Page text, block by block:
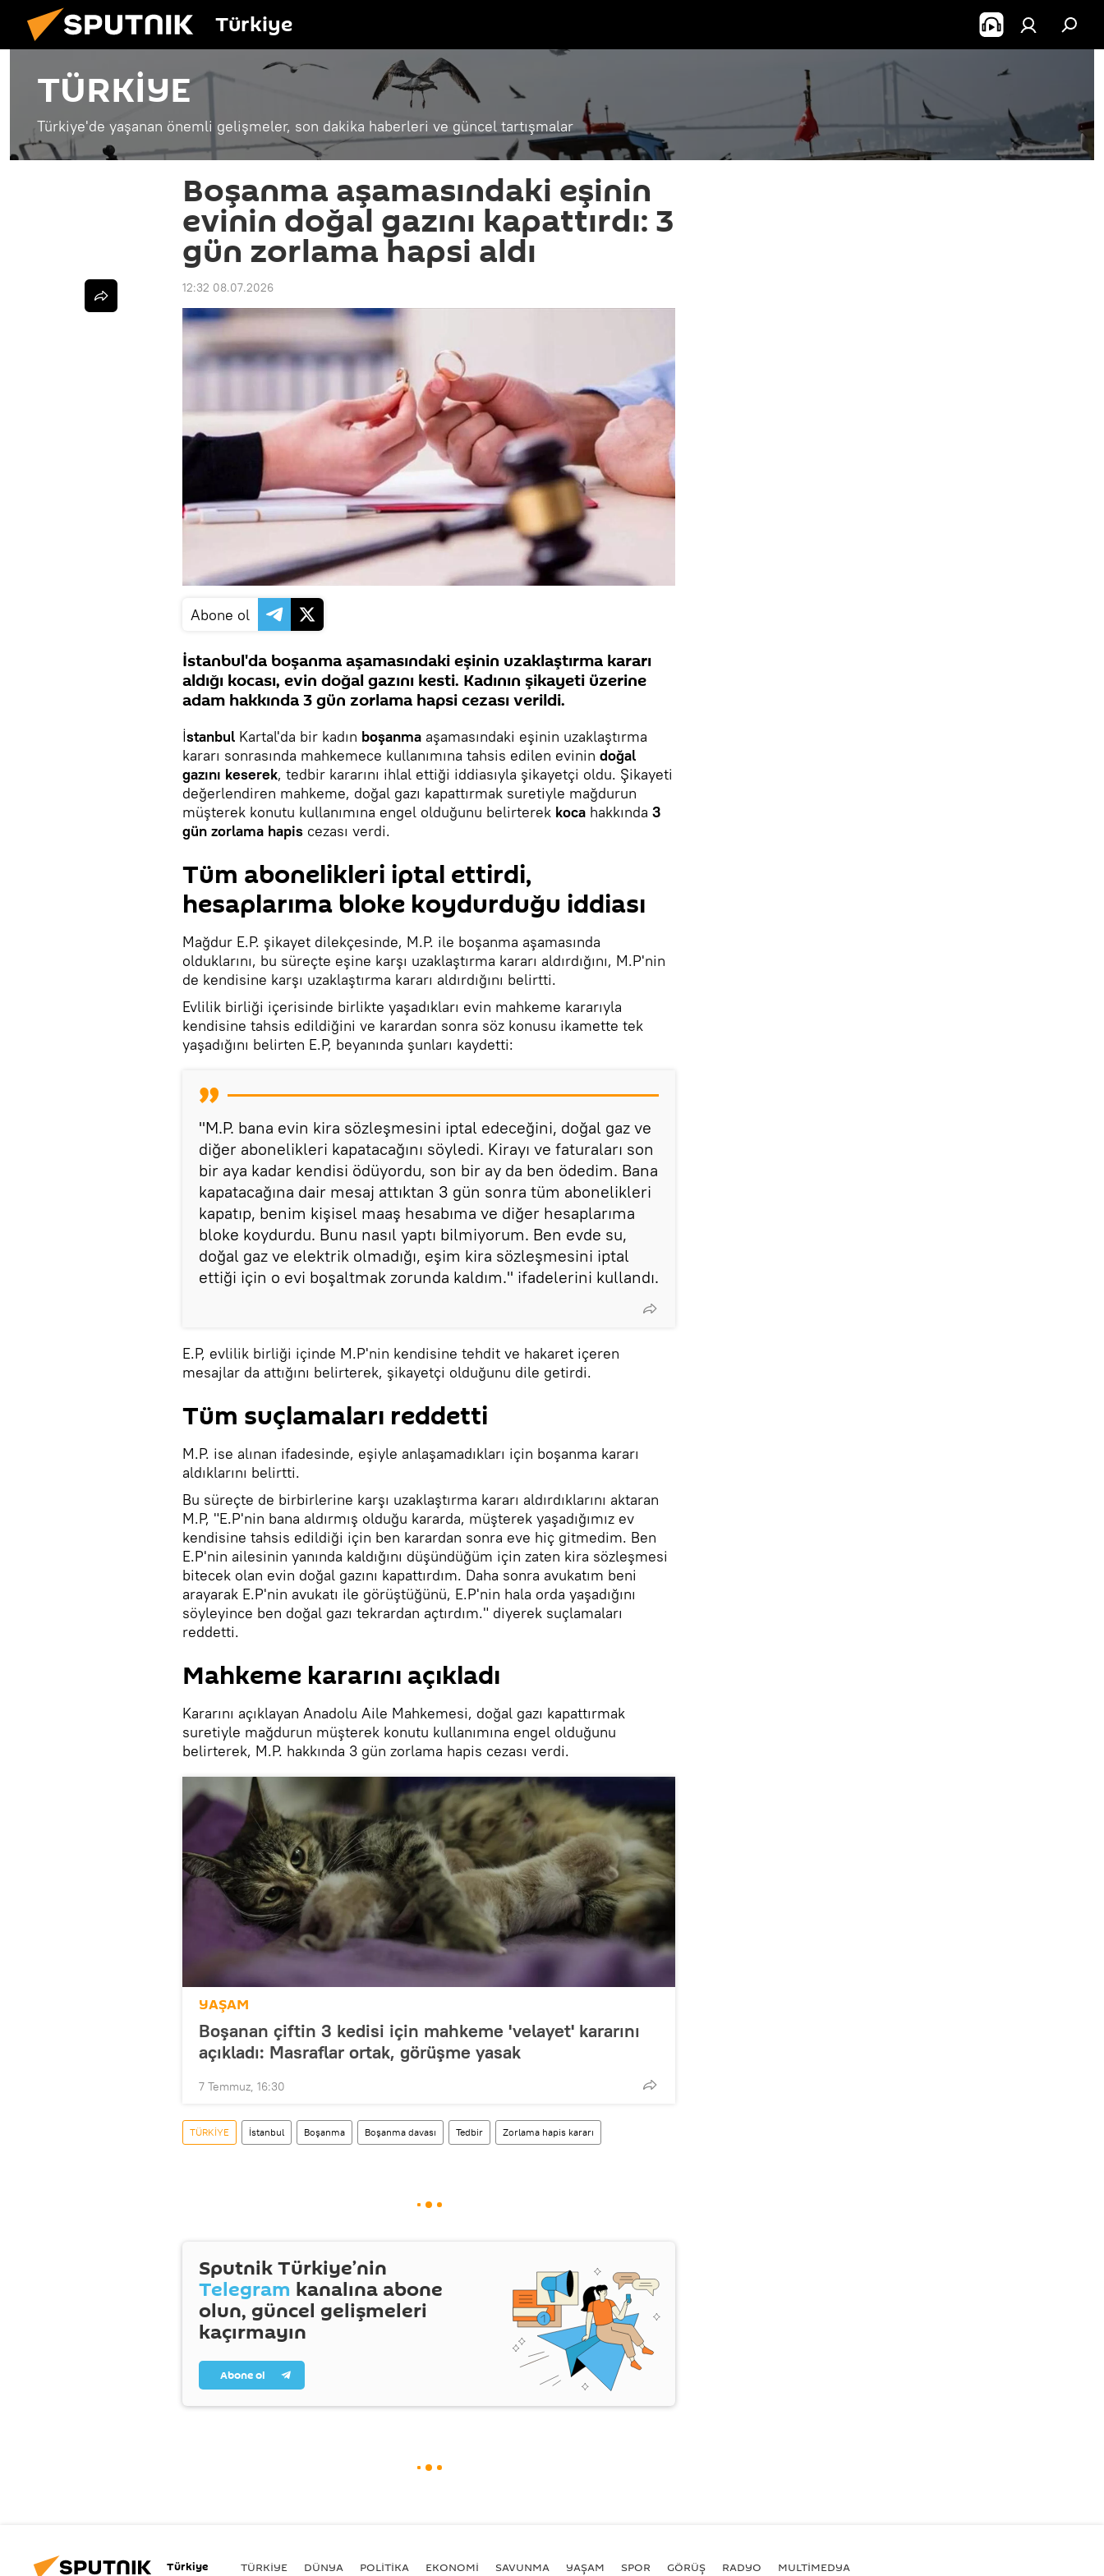
Türkiye
TÜRKİYE
Türkiye'de yaşanan önemli gelişmeler, son dakika haberleri ve güncel tartışmalar
Boşanma aşamasındaki eşinin
evinin doğal gazını kapattırdı: 3
gün zorlama hapsi aldı
12:32 08.07.2026
Abone ol
İstanbul'da boşanma aşamasındaki eşinin uzaklaştırma kararı
aldığı kocası, evin doğal gazını kesti. Kadının şikayeti üzerine
adam hakkında 3 gün zorlama hapsi cezası verildi.
İstanbul Kartal'da bir kadın boşanma aşamasındaki eşinin uzaklaştırma
kararı sonrasında mahkemece kullanımına tahsis edilen evinin doğal
gazını keserek, tedbir kararını ihlal ettiği iddiasıyla şikayetçi oldu. Şikayeti
değerlendiren mahkeme, doğal gazı kapattırmak suretiyle mağdurun
müşterek konutu kullanımına engel olduğunu belirterek koca hakkında 3
gün zorlama hapis cezası verdi.
Tüm abonelikleri iptal ettirdi,
hesaplarıma bloke koydurduğu iddiası
Mağdur E.P. şikayet dilekçesinde, M.P. ile boşanma aşamasında
olduklarını, bu süreçte eşine karşı uzaklaştırma kararı aldırdığını, M.P'nin
de kendisine karşı uzaklaştırma kararı aldırdığını belirtti.
Evlilik birliği içerisinde birlikte yaşadıkları evin mahkeme kararıyla
kendisine tahsis edildiğini ve karardan sonra söz konusu ikamette tek
yaşadığını belirten E.P, beyanında şunları kaydetti:
"M.P. bana evin kira sözleşmesini iptal edeceğini, doğal gaz ve
diğer abonelikleri kapatacağını söyledi. Kirayı ve faturaları son
bir aya kadar kendisi ödüyordu, son bir ay da ben ödedim. Bana
kapatacağına dair mesaj attıktan 3 gün sonra tüm abonelikleri
kapatıp, benim kişisel maaş hesabıma ve diğer hesaplarıma
bloke koydurdu. Bunu nasıl yaptı bilmiyorum. Ben evde su,
doğal gaz ve elektrik olmadığı, eşim kira sözleşmesini iptal
ettiği için o evi boşaltmak zorunda kaldım." ifadelerini kullandı.
E.P, evlilik birliği içinde M.P'nin kendisine tehdit ve hakaret içeren
mesajlar da attığını belirterek, şikayetçi olduğunu dile getirdi.
Tüm suçlamaları reddetti
M.P. ise alınan ifadesinde, eşiyle anlaşamadıkları için boşanma kararı
aldıklarını belirtti.
Bu süreçte de birbirlerine karşı uzaklaştırma kararı aldırdıklarını aktaran
M.P, "E.P'nin bana aldırmış olduğu kararda, müşterek yaşadığımız ev
kendisine tahsis edildiği için ben karardan sonra eve hiç gitmedim. Ben
E.P'nin ailesinin yanında kaldığını düşündüğüm için zaten kira sözleşmesi
bitecek olan evin doğal gazını kapattırdım. Daha sonra avukatım beni
arayarak E.P'nin avukatı ile görüştüğünü, E.P'nin hala orda yaşadığını
söyleyince ben doğal gazı tekrardan açtırdım." diyerek suçlamaları
reddetti.
Mahkeme kararını açıkladı
Kararını açıklayan Anadolu Aile Mahkemesi, doğal gazı kapattırmak
suretiyle mağdurun müşterek konutu kullanımına engel olduğunu
belirterek, M.P. hakkında 3 gün zorlama hapis cezası verdi.
YAŞAM
Boşanan çiftin 3 kedisi için mahkeme 'velayet' kararını
açıkladı: Masraflar ortak, görüşme yasak
7 Temmuz, 16:30
TÜRKİYE İstanbul Boşanma Boşanma davası Tedbir Zorlama hapis kararı
Sputnik Türkiye’nin
Telegram kanalına abone
olun, güncel gelişmeleri
kaçırmayın
Abone ol
Türkiye TÜRKIYE DÜNYA POLİTİKA EKONOMİ SAVUNMA YAŞAM SPOR GÖRÜŞ RADYO MULTİMEDYA